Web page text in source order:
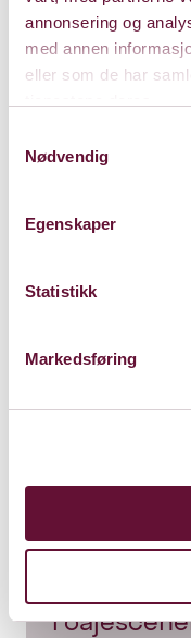
annonsering og
med annen
eller som de har
Nødvendig
Egenskaper
Statistikk
Markedsføring
Lørdag 13.